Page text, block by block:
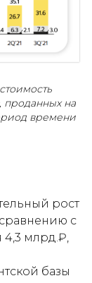
проданных на
времени
рост
с
млрд.₽,
базы